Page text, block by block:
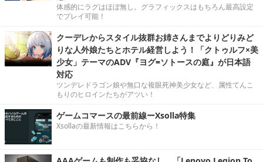
体感的にラグはほぼ無し。グラフィックスはもちろん最高設定
でプレイ可能！
クーデレからスタイル抜群お姉さんまでよりどりみど
りな人外娘たちとホテル経営しよう！「クトゥルフ×美
少女」テーマのADV『ヨグ=ソトースの庭』が日本語
対応
ツンデレドラゴン娘や無口な複眼死神美少女など、属性てんこ
もりのヒロインたちがアツい！
ゲームコマースの最前線ーXsolla特集
Xsollaの最新情報はこちらから！